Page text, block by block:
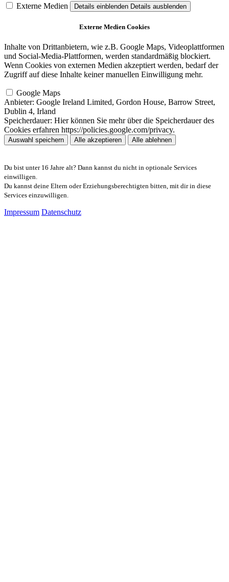
Externe Medien Details einblenden Details ausblenden
Externe Medien Cookies
Inhalte von Drittanbietern, wie z.B. Google Maps, Videoplattformen
und Social-Media-Plattformen, werden standardmäßig blockiert.
Wenn Cookies von externen Medien akzeptiert werden, bedarf der
Zugriff auf diese Inhalte keiner manuellen Einwilligung mehr.
Google Maps
Anbieter: Google Ireland Limited, Gordon House, Barrow Street,
Dublin 4, Irland
Speicherdauer: Hier können Sie mehr über die Speicherdauer des
Cookies erfahren https://policies.google.com/privacy.
Auswahl speichern Alle akzeptieren Alle ablehnen
Du bist unter 16 Jahre alt? Dann kannst du nicht in optionale Services
einwilligen.
Du kannst deine Eltern oder Erziehungsberechtigten bitten, mit dir in diese
Services einzuwilligen.
Impressum Datenschutz